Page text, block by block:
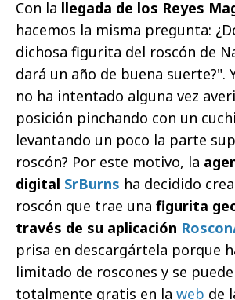
Con la llegada de los Reyes
hacemos la misma pregunta:
dichosa figurita del roscón de
dará un año de buena suerte?".
no ha intentado alguna vez
posición pinchando con un
levantando un poco la parte
roscón? Por este motivo, la
digital SrBurns ha decidido
roscón que trae una figurita
través de su aplicación
prisa en descargártela porque
limitado de roscones y se
totalmente gratis en la web de